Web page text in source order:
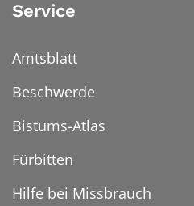
Service
Amtsblatt
Beschwerde
Bistums-Atlas
Fürbitten
Hilfe bei Missbrauch